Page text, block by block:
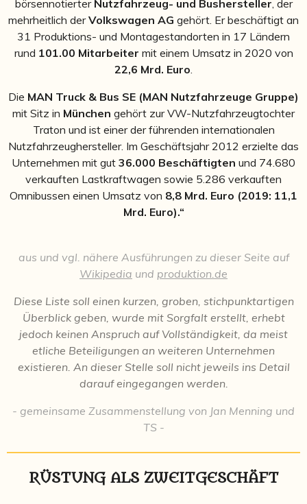
börsennotierter Nutzfahrzeug- und Bushersteller , der
mehrheitlich derVolkswagen AG gehört. Er beschäftigt an
31 Produktions- und Montagestandorten in 17 Ländern
rund 101.00 Mitarbeiter mit einem Umsatz in 2020 von
22,6 Mrd. Euro
Die MAN Truck & Bus SE (MAN Nutzfahrzeuge Gruppe)
mit Sitz in München gehört zur VW-Nutzfahrzeugtochter
Traton und ist einer der führenden internationalen
Nutzfahrzeughersteller. Im Geschäftsjahr 2012 erzielte das
Unternehmen mit gut 36.000 Beschäftigten und 74.680
verkauften Lastkraftwagen sowie 5.286 verkauften
Omnibussen einen Umsatz von 8,8 Mrd. Euro (2019: 11,1
Mrd. Euro).“
aus und vgl. nähere Ausführungen zu dieser Seite auf
Wikipedia und produktion.de
Diese Liste soll einen kurzen, groben, stichpunktartigen
Überblick geben, wurde mit Sorgfalt erstellt, erhebt
jedoch keinen Anspruch auf Vollständigkeit, da meist
etliche Beteiligungen an weiteren Unternehmen
existieren. An dieser Stelle soll nicht jeweils ins Detail
darauf eingegangen werden.
- gemeinsame Zusammenstellung von Jan Menning und
TS -
RÜSTUNG ALS ZWEITGESCHÄFT